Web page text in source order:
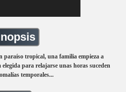
paraíso tropical, una familia empieza a
para relajarse unas horas suceden
temporales...